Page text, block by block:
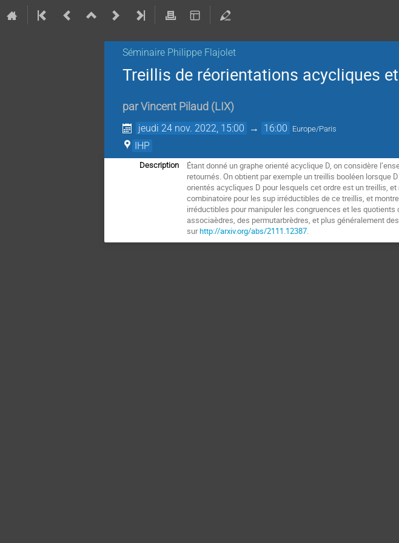
Séminaire Philippe Flajolet
Treillis de réorientations acycliques
parVincent Pilaud (LIX)
jeudi 24 nov. 2022, 15:00 → 16:00 Europe/Paris
IHP
Description
Étant donné un graphe orienté acyclique D, on considère
retournés. On obtient par exemple un treillis booléen lorsque
orientés acycliques D pour lesquels cet ordre est un treillis,
combinatoire pour les sup irréductibles de ce treillis, et
irréductibles pour manipuler les congruences et les
associaèdres, des permutarbrèdres, et plus généralement
surhttp://arxiv.org/abs/2111.12387.